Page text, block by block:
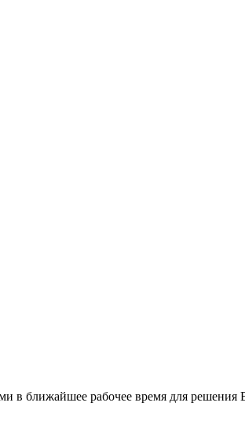
в ближайшее рабочее время для решения